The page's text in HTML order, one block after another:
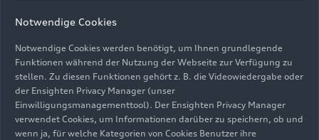
Audi R8 LMS #888 (Wolfbrook), Steve Brooks/Bill
Riding
Notwendige Cookies
Notwendige Cookies werden benötigt, um Ihnen grundlegende
Funktionen während der Nutzung der Webseite zur Verfügung zu
stellen. Zu diesen Funktionen gehört z. B. die Videowiedergabe oder
der Ensighten Privacy Manager (unser
Einwilligungsmanagementtool). Der Ensighten Privacy Manager
verwendet Cookies, um Informationen darüber zu speichern, ob und
wenn ja, für welche Kategorien von Cookies Benutzer ihre